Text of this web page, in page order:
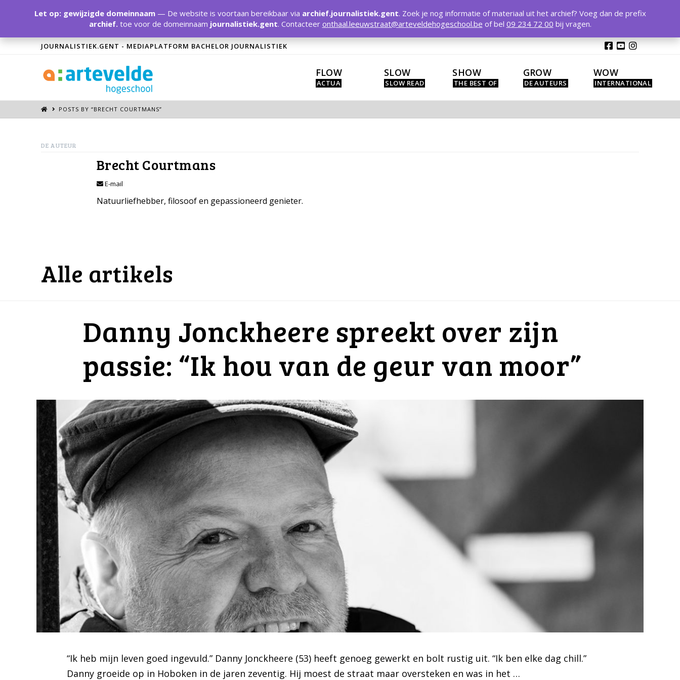
JOURNALISTIEK.GENT - MEDIAPLATFORM BACHELOR JOURNALISTIEK
FLOW SLOW SHOW GROW WOW
POSTS BY “BRECHT COURTMANS”
DE AUTEUR
Brecht Courtmans
E-mail
Natuurliefhebber, filosoof en gepassioneerd genieter.
Alle artikels
Danny Jonckheere spreekt over zijn
passie: “Ik hou van de geur van moor”
“Ik heb mijn leven goed ingevuld.” Danny Jonckheere (53) heeft genoeg gewerkt en bolt rustig uit. “Ik ben elke dag chill.”
Danny groeide op in Hoboken in de jaren zeventig. Hij moest de straat maar oversteken en was in het …
Let op: gewijzigde domeinnaam— De website is voortaan bereikbaar via archief.journalistiek.gent. Zoek je nog informatie of materiaal uit het archief? Voeg dan de prefix
archief.toe voor de domeinnaam journalistiek.gent. Contacteer onthaal.leeuwstraat@arteveldehogeschool.be of bel 09 234 72 00 bij vragen.